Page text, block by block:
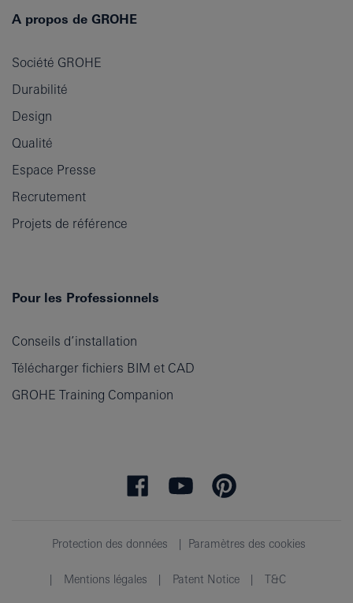
A propos de GROHE
Société GROHE
Durabilité
Design
Qualité
Espace Presse
Recrutement
Projets de référence
Pour les Professionnels
Conseils d’installation
Télécharger fichiers BIM et CAD
GROHE Training Companion
Protection des données Paramètres des cookies
Mentions légales Patent Notice T&C